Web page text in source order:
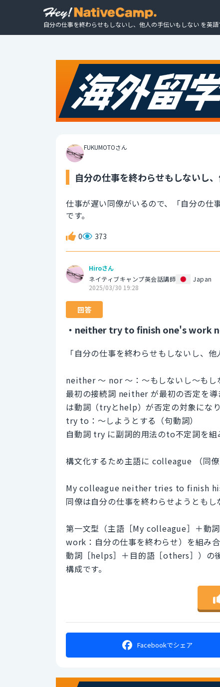
自分の仕事を終わらせもしないし、他人の手伝いもしない を英語
FUKUMOTOさん
自分の仕事を終わらせもしないし
仕事が遅い同僚がいるので、「自分の仕
です。
0 373
Hiroさん
ネイティブキャンプ英会話講師
Japan
2025/03/30 19:28
回答
・neither try to finish one's work
「自分の仕事を終わらせもしないし、
neither ～ nor ～：〜もしないし〜もし
最初の接続詞 neither が最初の否定を
は動詞（tryとhelp）が否定の対象になり
try to：～しようとする（句動詞）
自動詞 try に副詞的用法のto不定詞を組
構文化するため主語に colleague （同僚
My colleague neither tries to finish
同僚は自分の仕事を終わらせようともし
第一文型（主語［My colleague］＋動
work：自分の仕事を終わらせ）を組み
動詞［helps］＋目的語［others］）の
構成です。
Facebookでシェア